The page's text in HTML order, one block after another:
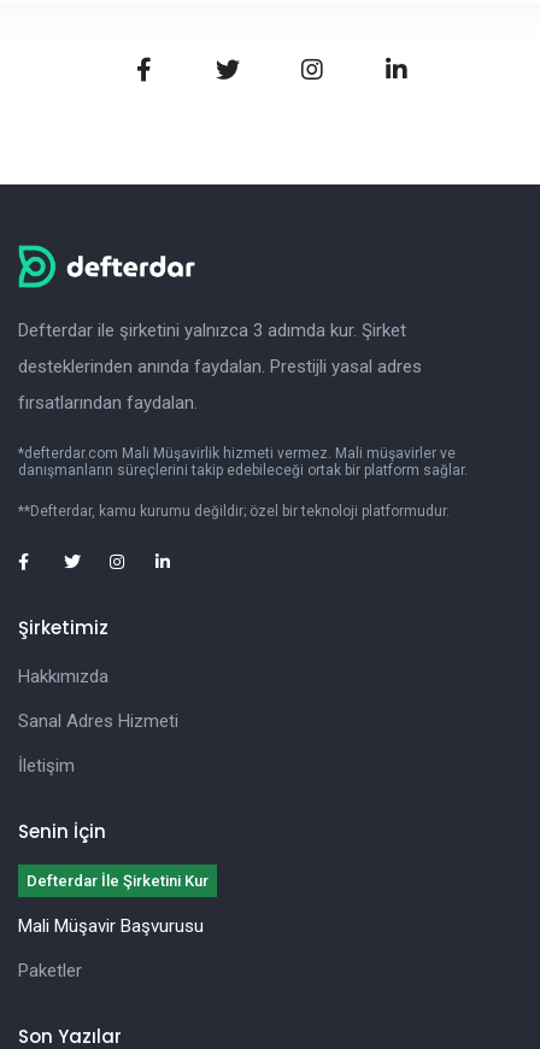
Defterdar ile şirketini yalnızca 3 adımda kur. Şirket
desteklerinden anında faydalan. Prestijli yasal adres
fırsatlarından faydalan.
*defterdar.com Mali Müşavirlik hizmeti vermez. Mali müşavirler ve
danışmanların süreçlerini takip edebileceği ortak bir platform sağlar.
**Defterdar, kamu kurumu değildir; özel bir teknoloji platformudur.
Şirketimiz
Hakkımızda
Sanal Adres Hizmeti
İletişim
Senin İçin
Defterdar İle Şirketini Kur
Mali Müşavir Başvurusu
Paketler
Son Yazılar